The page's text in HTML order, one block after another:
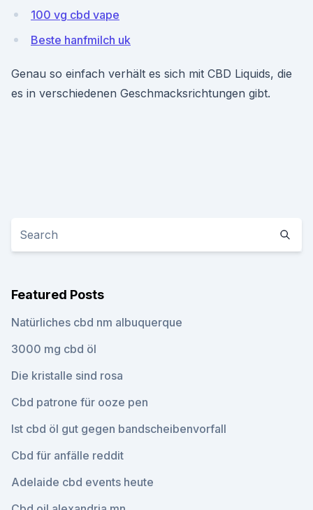
100 vg cbd vape
Beste hanfmilch uk
Genau so einfach verhält es sich mit CBD Liquids, die
es in verschiedenen Geschmacksrichtungen gibt.
Featured Posts
Natürliches cbd nm albuquerque
3000 mg cbd öl
Die kristalle sind rosa
Cbd patrone für ooze pen
Ist cbd öl gut gegen bandscheibenvorfall
Cbd für anfälle reddit
Adelaide cbd events heute